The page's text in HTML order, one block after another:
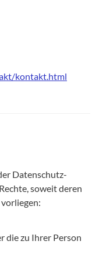
kontakt.html
Datenschutz-
soweit deren
die zu Ihrer Person